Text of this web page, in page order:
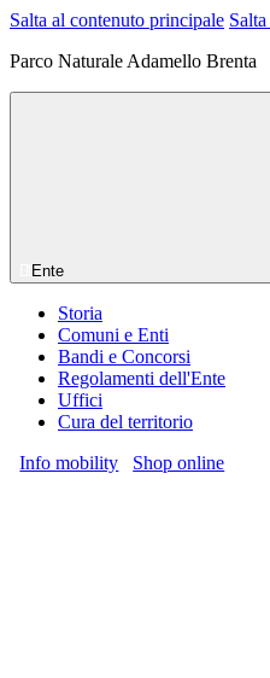
Salta al contenuto principale
Parco Naturale Adamello Brenta
Ente
Storia
Comuni e Enti
Bandi e Concorsi
Regolamenti dell'Ente
Uffici
Cura del territorio
Info mobility
Shop online